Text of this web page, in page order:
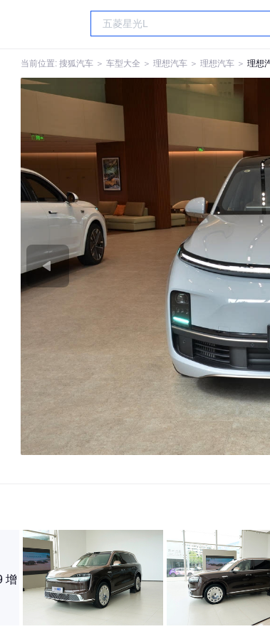
当前位置: 搜狐汽车 ＞ 车型大全 ＞ 理想汽车 ＞ 理想汽车 ＞ 理想
增